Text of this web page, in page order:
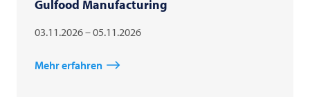
Gulfood Manufacturing
03.11.2026 – 05.11.2026
Mehr erfahren